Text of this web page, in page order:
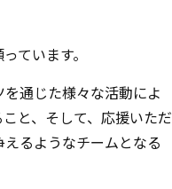
ています。
通じた様々な活動によ
と、そして、応援いただ
るようなチームとなる